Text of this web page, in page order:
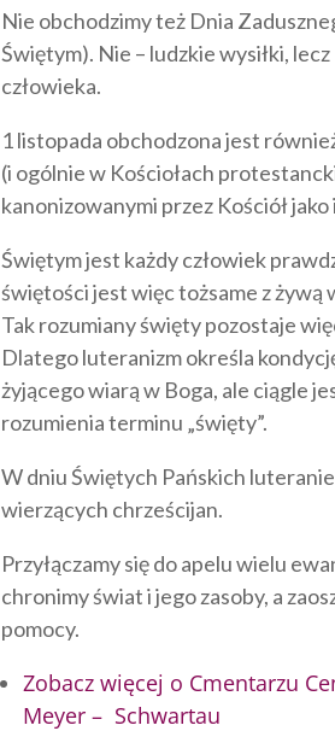
Nie obchodzimy też Dnia
Świętym). Nie – ludzkie wysiłki,
człowieka.
1 listopada obchodzona jest
(i ogólnie w Kościołach
kanonizowanymi przez Kościół
Świętym jest każdy człowiek
świętości jest więc tożsame z żywą
Tak rozumiany święty pozostaje
Dlatego luteranizm określa
żyjącego wiarą w Boga, ale ciągle
rozumienia terminu „święty”.
W dniu Świętych Pańskich
wierzących chrześcijan.
Przyłączamy się do apelu wielu
chronimy świat i jego zasoby, a
pomocy.
Zobacz więcej o Cmentarzu
Meyer – Schwartau